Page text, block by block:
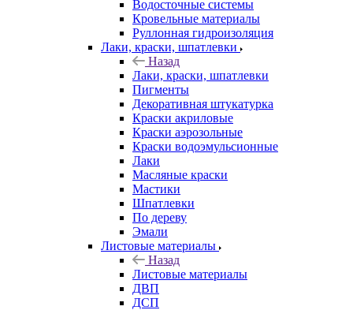
Водосточные системы
Кровельные материалы
Руллонная гидроизоляция
Лаки, краски, шпатлевки
Назад
Лаки, краски, шпатлевки
Пигменты
Декоративная штукатурка
Краски акриловые
Краски аэрозольные
Краски водоэмульсионные
Лаки
Масляные краски
Мастики
Шпатлевки
По дереву
Эмали
Листовые материалы
Назад
Листовые материалы
ДВП
ДСП